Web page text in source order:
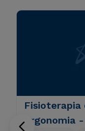
Fisioterapia
Ergonomia